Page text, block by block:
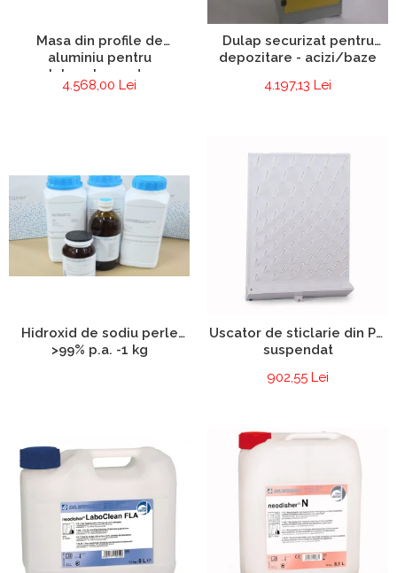
Masa din profile de
aluminiu pentru
laboratoare de
electronica si
4.568,00 Lei
Dulap securizat pentru
depozitare - acizi/baze
4.197,13 Lei
Hidroxid de sodiu perle
>99% p.a. -1 kg
Uscator de sticlarie din PP,
suspendat
902,55 Lei